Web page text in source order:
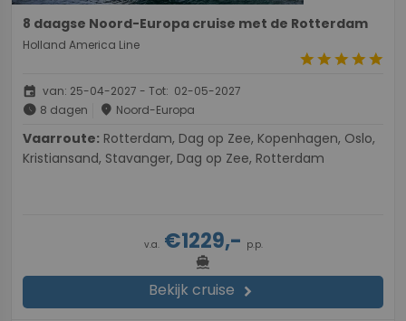
8 daagse Noord-Europa cruise met de Rotterdam
Holland America Line
starstarstarstarstar
event van: 25-04-2027 - Tot: 02-05-2027
schedule 8 dagen place Noord-Europa
Vaarroute:
Kristiansand, Stavanger, Dag op Zee, Rotterdam
v.a.€1229,- p.p.
directions_boat
Bekijk cruise chevron_right